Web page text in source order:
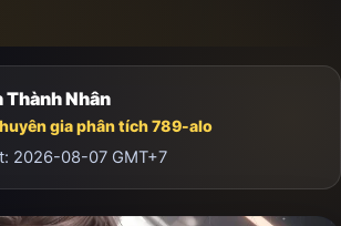
Thành Nhân
gia phân tích 789-alo
2026-08-07 GMT+7